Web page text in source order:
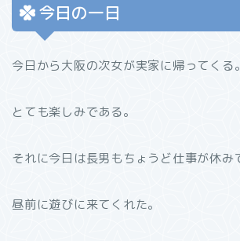
今日の一日
今日から大阪の次女が実家に帰ってくる。
とても楽しみである。
それに今日は長男もちょうど仕事が休み
昼前に遊びに来てくれた。